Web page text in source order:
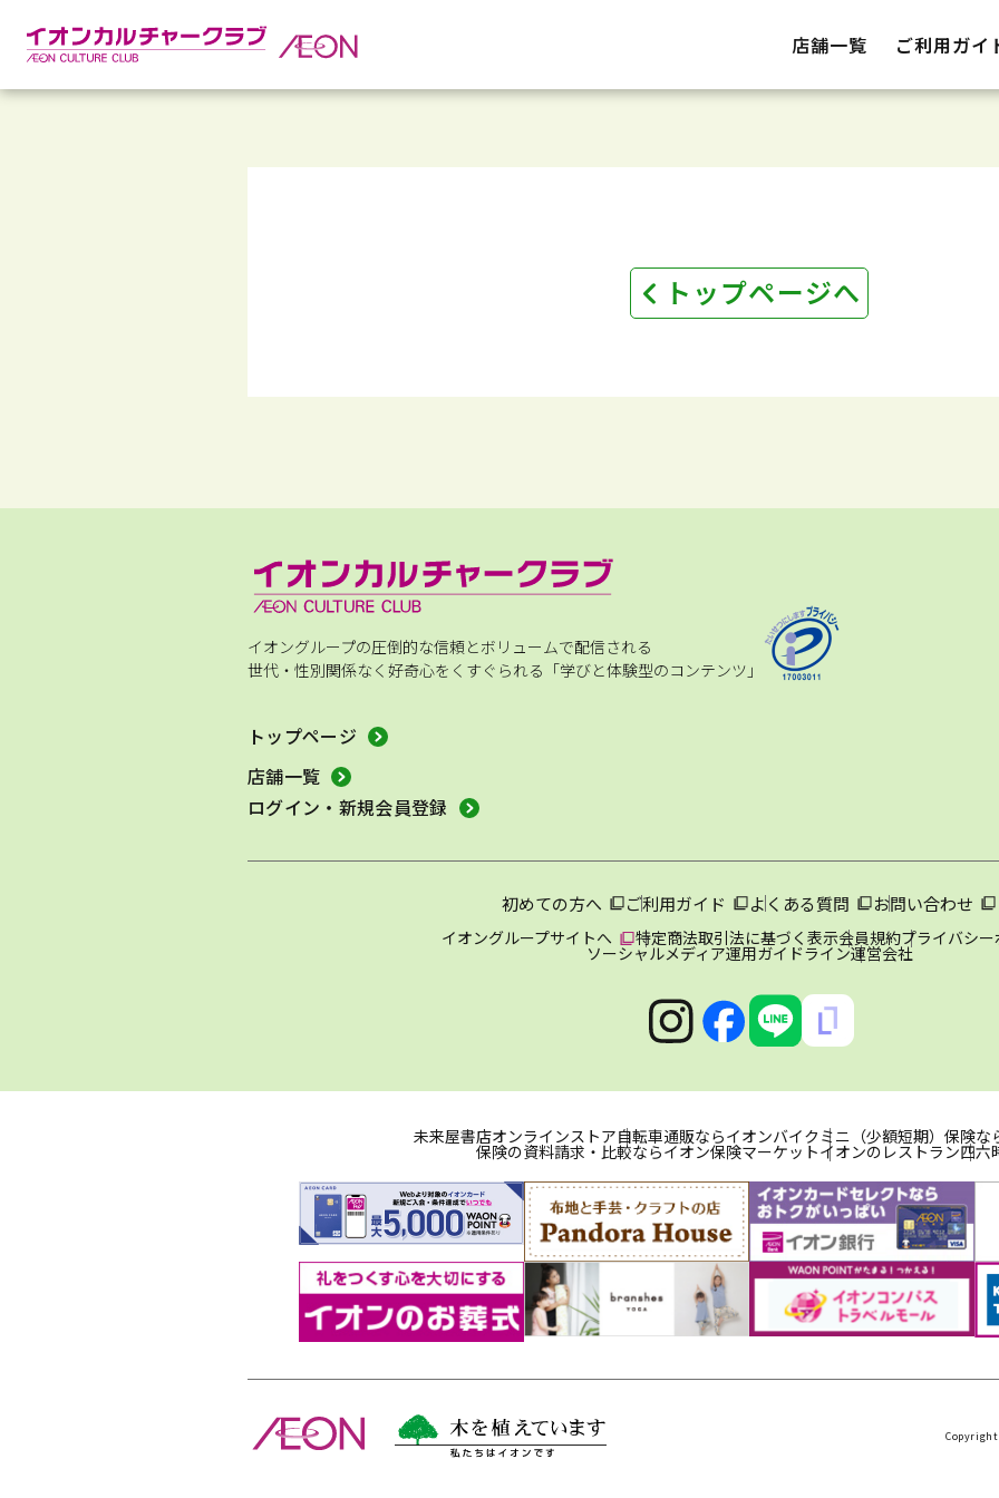
店舗一覧 ご利用ガイ
トップページへ
イオングループの圧倒的な信頼とボリュームで配信される
世代・性別関係なく好奇心をくすぐられる「学びと体験型のコンテンツ」
トップページ
店舗一覧
ログイン・新規会員登録
初めての方へ ご利用ガイド よくある質問 お問い合わせ
イオングループサイトへ 特定商法取引法に基づく表示会員規約プライバシ
ソーシャルメディア運用ガイドライン運営会社
未来屋書店オンラインストア自転車通販ならイオンバイク ミニ（少額短期）保険な
保険の資料請求・比較ならイオン保険マーケットイオンのレストラン四六
Copyright